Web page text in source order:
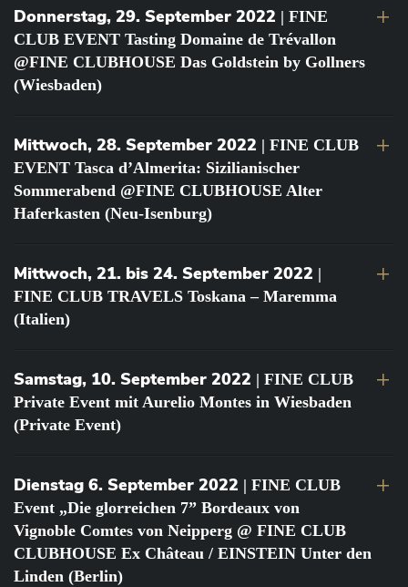
Donnerstag, 29. September 2022 | FINE
CLUB EVENT Tasting Domaine de Trévallon
@FINE CLUBHOUSE Das Goldstein by Gollners
(Wiesbaden)
Mittwoch, 28. September 2022 | FINE CLUB
EVENT Tasca d’Almerita: Sizilianischer
Sommerabend @FINE CLUBHOUSE Alter
Haferkasten (Neu-Isenburg)
Mittwoch, 21. bis 24. September 2022 |
FINE CLUB TRAVELS Toskana – Maremma
(Italien)
Samstag, 10. September 2022 | FINE CLUB
Private Event mit Aurelio Montes in Wiesbaden
(Private Event)
Dienstag 6. September 2022 | FINE CLUB
Event „Die glorreichen 7” Bordeaux von
Vignoble Comtes von Neipperg @ FINE CLUB
CLUBHOUSE Ex Château / EINSTEIN Unter den
Linden (Berlin)